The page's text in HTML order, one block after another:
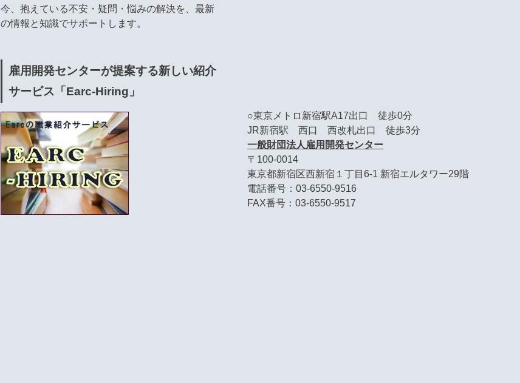
今、抱えている不安・疑問・悩みの解決を、最新
の情報と知識でサポートします。
雇用開発センターが提案する新しい紹介
サービス「Earc-Hiring」
○東京メトロ新宿駅A17出口 徒歩0分
JR新宿駅 西口 西改札出口 徒歩3分
一般財団法人雇用開発センター
〒100-0014
東京都新宿区西新宿１丁目6-1 新宿エルタワー29階
電話番号：03-6550-9516
FAX番号：03-6550-9517